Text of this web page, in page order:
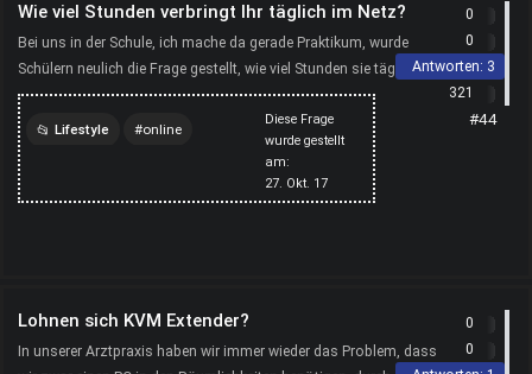
Wie viel Stunden verbringt Ihr täglich im Netz?
Bei uns in der Schule, ich mache da gerade Praktikum, wurde
Schülern neulich die Frage gestellt, wie viel Stunden sie täglich im
Netz, also online über Handy oder Compute...
Diese Frage
wurde gestellt
am:
27. Okt. 17
Lifestyle online
0
0
Antworten: 3
321
#44
Lohnen sich KVM Extender?
In unserer Arztpraxis haben wir immer wieder das Problem, dass
0
0